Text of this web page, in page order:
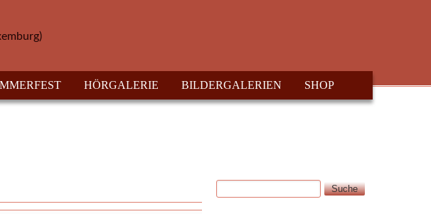
HÖRGALERIE BILDERGALERIEN SHOP
Suchformular
Suche